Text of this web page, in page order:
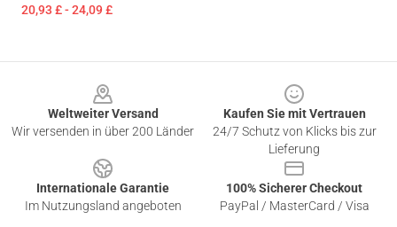
20,93 £ - 24,09 £
Weltweiter Versand
Wir versenden in über 200 Länder
Kaufen Sie mit Vertrauen
24/7 Schutz von Klicks bis zur
Lieferung
Internationale Garantie
Im Nutzungsland angeboten
100% Sicherer Checkout
PayPal / MasterCard / Visa